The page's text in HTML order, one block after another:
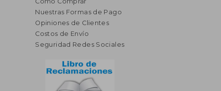
$ 40.24
Nuestras Formas de Pago
Opiniones de Clientes
Costos de Envío
Seguridad Redes Sociales